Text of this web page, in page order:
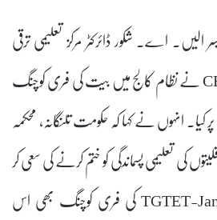
الیں۔ اے۔ شکور ڈائرکٹر مرکز تعلیمی ترقی
برائے اقلیتی طبقات CEDM نے نظام کالج میں بیت کی فری کوچنگ
انہوں نے کہا کہ حکومت تلنگانہ، محکمہ
کی تعلیمی پسماندگی کو ختم کرنے کی سعی کر
رہی ہے۔ 2026-TGTET-January کی فری کوچنگ بھی اس